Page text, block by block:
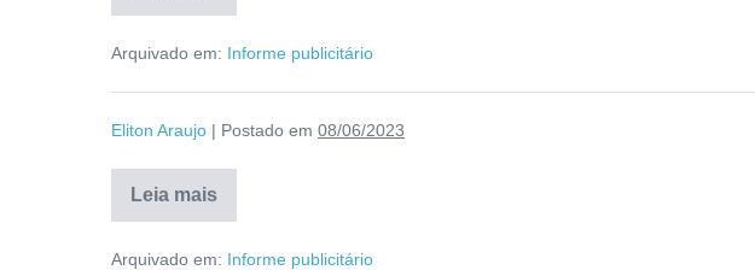
Arquivado em: Informe publicitário
Eliton Araujo | Postado em 08/06/2023
Leia mais
Arquivado em: Informe publicitário